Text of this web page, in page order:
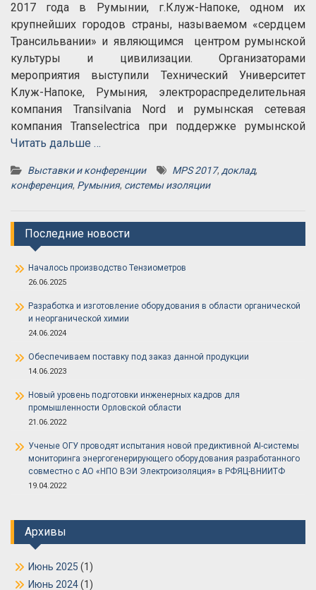
2017 года в Румынии, г.Клуж-Напоке, одном их
крупнейших городов страны, называемом «сердцем
Трансильвании» и являющимся центром румынской
культуры и цивилизации. Организаторами
мероприятия выступили Технический Университет
Клуж-Напоке, Румыния, электрораспределительная
компания Transilvania Nord и румынская сетевая
компания Transelectrica при поддержке румынской
Читать дальше …
Выставки и конференции MPS 2017, доклад,
конференция, Румыния, системы изоляции
Последние новости
Началось производство Тензиометров
26.06.2025
Разработка и изготовление оборудования в области органической
и неорганической химии
24.06.2024
Обеспечиваем поставку под заказ данной продукции
14.06.2023
Новый уровень подготовки инженерных кадров для
промышленности Орловской области
21.06.2022
Ученые ОГУ проводят испытания новой предиктивной AI-системы
мониторинга энергогенерирующего оборудования разработанного
совместно с АО «НПО ВЭИ Электроизоляция» в РФЯЦ-ВНИИТФ
19.04.2022
Архивы
Июнь 2025 (1)
Июнь 2024(1)